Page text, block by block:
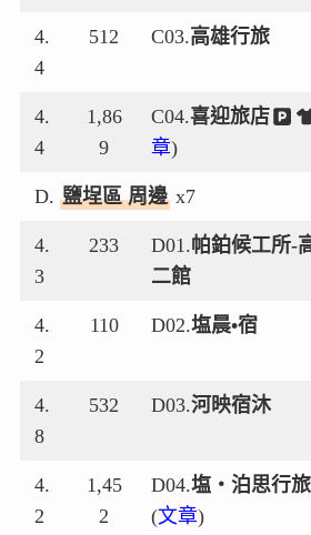
4.
4
512 C03.高雄行旅
4.
4
1,86
9
C04.喜迎旅店
章)
D.鹽埕區 周邊 x7
4.
3
233 D01.帕鉑候工所-
二館
4.
2
110 D02.塩晨•宿
4.
8
532 D03.河映宿沐
4.
2
1,45
2
D04.塩‧泊思行旅
(文章)